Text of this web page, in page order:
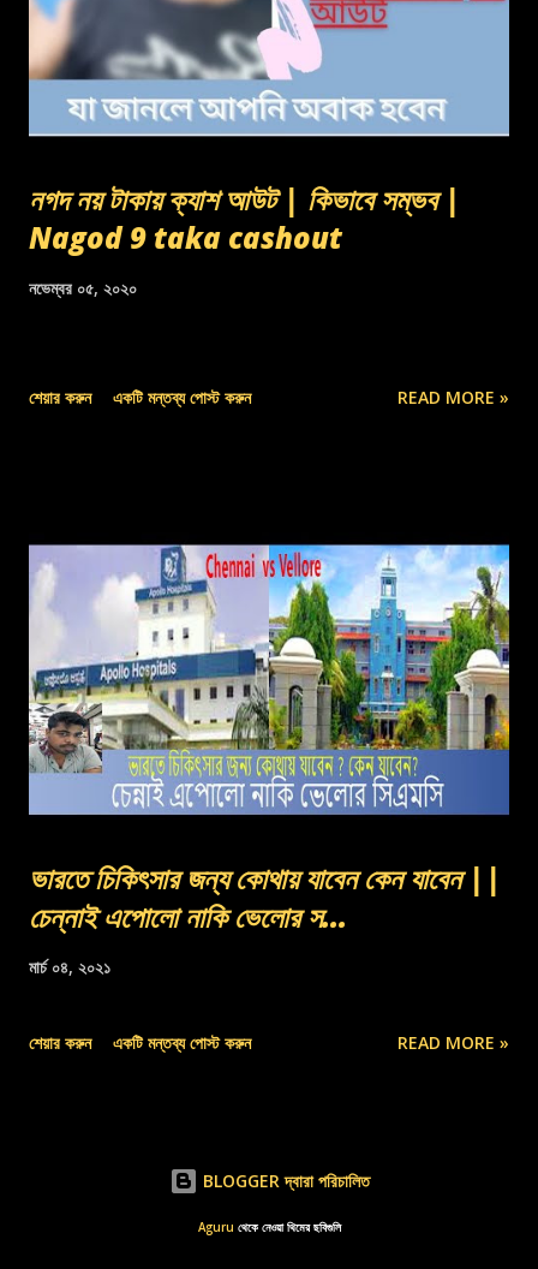
নগদ নয় টাকায় ক্যাশ আউট | কিভাবে সম্ভব |
Nagod 9 taka cashout
নভেম্বর ০৫, ২০২০
শেয়ার করুন একটি মন্তব্য পোস্ট করুন READ MORE »
ভারতে চিকিৎসার জন্য কোথায় যাবেন কেন যাবেন ||
চেন্নাই এপোলো নাকি ভেলোর স...
মার্চ ০৪, ২০২১
শেয়ার করুন একটি মন্তব্য পোস্ট করুন READ MORE »
BLOGGER দ্বারা পরিচালিত
Aguru থেকে নেওয়া থিমের ছবিগুলি